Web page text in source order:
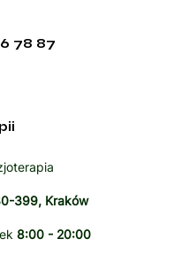
78 87
399, Kraków
8:00 - 20:00